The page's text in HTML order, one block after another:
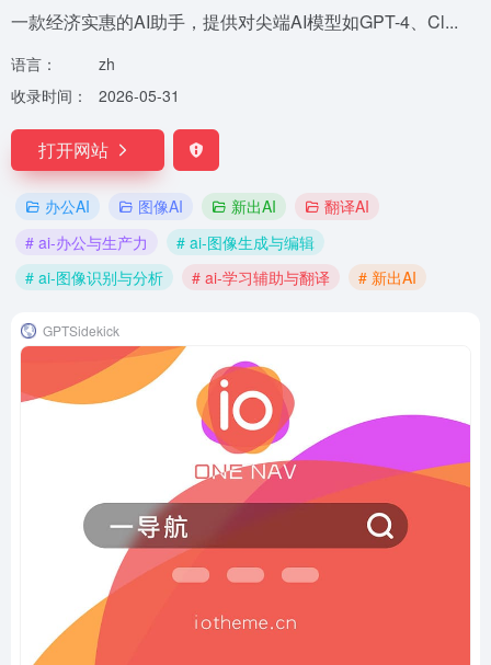
一款经济实惠的AI助手，提供对尖端AI模型如GPT-4、Cl...
语言：
zh
收录时间：
2026-05-31
打开网站
办公AI 图像AI 新出AI
翻译AI
# ai-办公与生产力
# ai-图像生成与编辑
# ai-图像识别与分析
# ai-学习辅助与翻译 # 新出AI
GPTSidekick